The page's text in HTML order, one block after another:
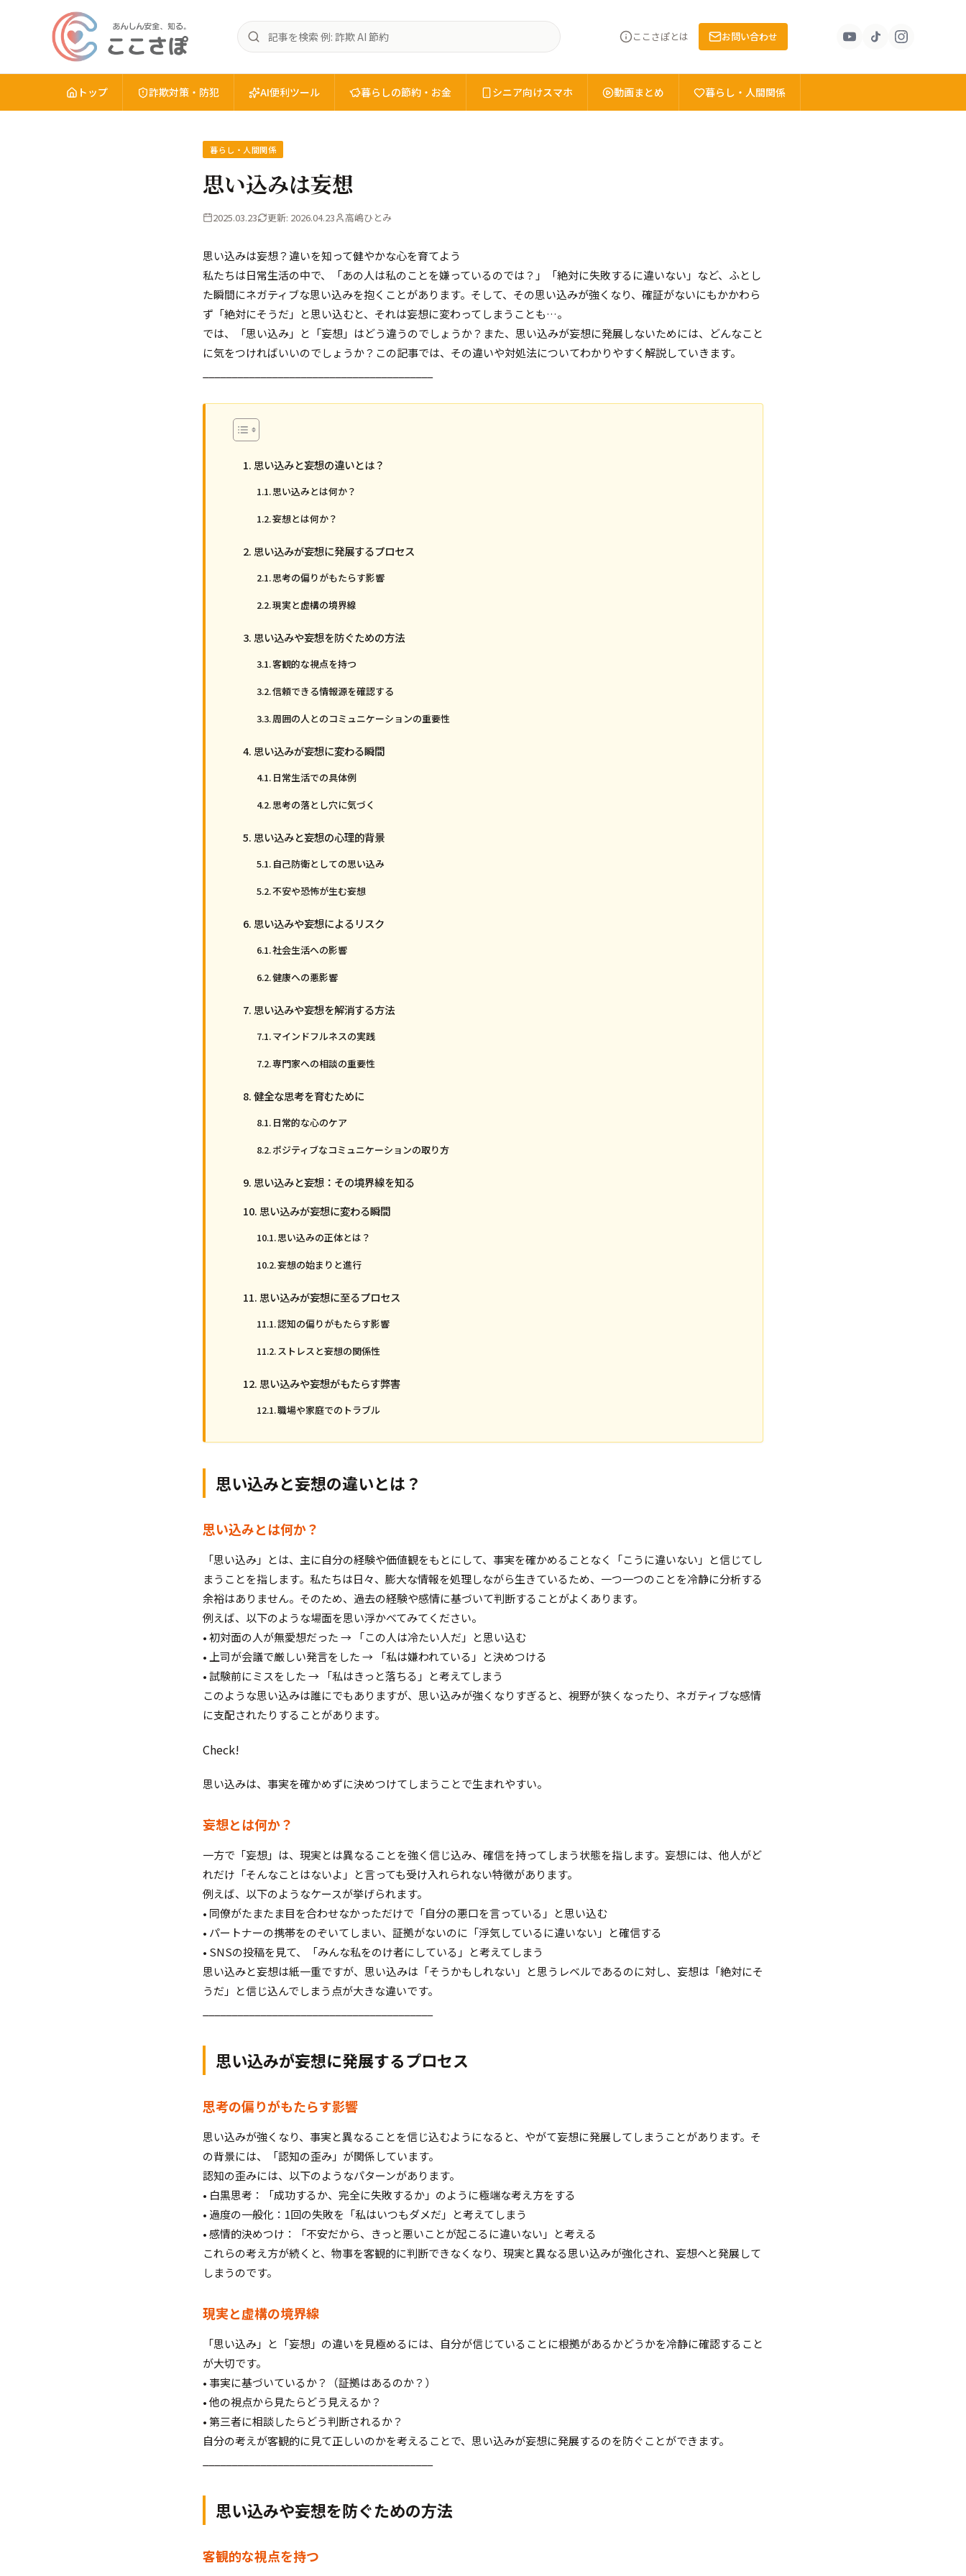
あ
記
事
ここさぽとは お問い合わせ
トップ 詐欺対策・防犯 AI便利ツール 暮らしの節約・お金 シニア向けスマホ 動画まとめ 暮らし・人間関係
暮らし・人間関係
思い込みは妄想
2025.03.23 更新: 2026.04.23 高嶋ひとみ
思い込みは妄想？違いを知って健やかな心を育てよう
私たちは日常生活の中で、「あの人は私のことを嫌っているのでは？」「絶対に失敗するに違いない」など、ふとし
た瞬間にネガティブな思い込みを抱くことがあります。そして、その思い込みが強くなり、確証がないにもかかわら
ず「絶対にそうだ」と思い込むと、それは妄想に変わってしまうことも…。
では、「思い込み」と「妄想」はどう違うのでしょうか？また、思い込みが妄想に発展しないためには、どんなこと
に気をつければいいのでしょうか？この記事では、その違いや対処法についてわかりやすく解説していきます。
思い込みと妄想の違いとは？
思い込みとは何か？
妄想とは何か？
思い込みが妄想に発展するプロセス
思考の偏りがもたらす影響
現実と虚構の境界線
思い込みや妄想を防ぐための方法
客観的な視点を持つ
信頼できる情報源を確認する
周囲の人とのコミュニケーションの重要性
思い込みが妄想に変わる瞬間
日常生活での具体例
思考の落とし穴に気づく
思い込みと妄想の心理的背景
自己防衛としての思い込み
不安や恐怖が生む妄想
思い込みや妄想によるリスク
社会生活への影響
健康への悪影響
思い込みや妄想を解消する方法
マインドフルネスの実践
専門家への相談の重要性
健全な思考を育むために
日常的な心のケア
ポジティブなコミュニケーションの取り方
思い込みと妄想：その境界線を知る
思い込みが妄想に変わる瞬間
思い込みの正体とは？
妄想の始まりと進行
思い込みが妄想に至るプロセス
認知の偏りがもたらす影響
ストレスと妄想の関係性
思い込みや妄想がもたらす弊害
職場や家庭でのトラブル
思い込みと妄想の違いとは？
思い込みとは何か？
「思い込み」とは、主に自分の経験や価値観をもとにして、事実を確かめることなく「こうに違いない」と信じてし
まうことを指します。私たちは日々、膨大な情報を処理しながら生きているため、一つ一つのことを冷静に分析する
余裕はありません。そのため、過去の経験や感情に基づいて判断することがよくあります。
例えば、以下のような場面を思い浮かべてみてください。
• 初対面の人が無愛想だった → 「この人は冷たい人だ」と思い込む
• 上司が会議で厳しい発言をした → 「私は嫌われている」と決めつける
• 試験前にミスをした → 「私はきっと落ちる」と考えてしまう
このような思い込みは誰にでもありますが、思い込みが強くなりすぎると、視野が狭くなったり、ネガティブな感情
に支配されたりすることがあります。
Check!
思い込みは、事実を確かめずに決めつけてしまうことで生まれやすい。
妄想とは何か？
一方で「妄想」は、現実とは異なることを強く信じ込み、確信を持ってしまう状態を指します。妄想には、他人がど
れだけ「そんなことはないよ」と言っても受け入れられない特徴があります。
例えば、以下のようなケースが挙げられます。
• 同僚がたまたま目を合わせなかっただけで「自分の悪口を言っている」と思い込む
• パートナーの携帯をのぞいてしまい、証拠がないのに「浮気しているに違いない」と確信する
• SNSの投稿を見て、「みんな私をのけ者にしている」と考えてしまう
思い込みと妄想は紙一重ですが、思い込みは「そうかもしれない」と思うレベルであるのに対し、妄想は「絶対にそ
うだ」と信じ込んでしまう点が大きな違いです。
思い込みが妄想に発展するプロセス
思考の偏りがもたらす影響
思い込みが強くなり、事実と異なることを信じ込むようになると、やがて妄想に発展してしまうことがあります。そ
の背景には、「認知の歪み」が関係しています。
認知の歪みには、以下のようなパターンがあります。
• 白黒思考：「成功するか、完全に失敗するか」のように極端な考え方をする
• 過度の一般化：1回の失敗を「私はいつもダメだ」と考えてしまう
• 感情的決めつけ：「不安だから、きっと悪いことが起こるに違いない」と考える
これらの考え方が続くと、物事を客観的に判断できなくなり、現実と異なる思い込みが強化され、妄想へと発展して
しまうのです。
現実と虚構の境界線
「思い込み」と「妄想」の違いを見極めるには、自分が信じていることに根拠があるかどうかを冷静に確認すること
が大切です。
• 事実に基づいているか？（証拠はあるのか？）
• 他の視点から見たらどう見えるか？
• 第三者に相談したらどう判断されるか？
自分の考えが客観的に見て正しいのかを考えることで、思い込みが妄想に発展するのを防ぐことができます。
思い込みや妄想を防ぐための方法
客観的な視点を持つ